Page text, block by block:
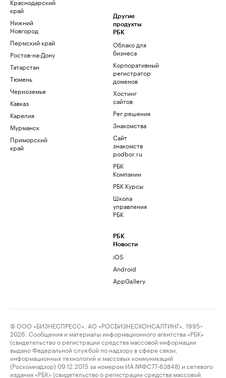
край
Нижний
Новгород
Пермский край
Ростов-на-Дону
Татарстан
Тюмень
Черноземье
Кавказ
Карелия
Мурманск
Приморский
край
Другие
продукты
РБК
Облако для
бизнеса
Корпоративный
регистратор
доменов
Хостинг
сайтов
Рег.решения
Знакомства
Сайт
знакомств
podbor.ru
РБК
Компании
РБК Курсы
Школа
управления
РБК
РБК
Новости
iOS
Android
AppGallery
© ООО «БИЗНЕСПРЕСС», АО «РОСБИЗНЕСКОНСАЛТИНГ», 1995–
2026. Сообщения и материалы информационного агентства «РБК»
(свидетельство о регистрации средства массовой информации
выдано Федеральной службой по надзору в сфере связи,
информационных технологий и массовых коммуникаций
(Роскомнадзор) 09.12.2015 за номером ИА №ФС77-63848) и сетевого
издания «РБК» (свидетельство о регистрации средства массовой